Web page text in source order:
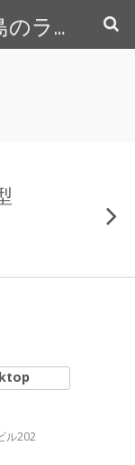
ぶるぼん企画室 | 広島のライター＆カメラマン
ル202